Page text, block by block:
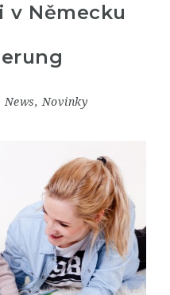
v Německu
News, Novinky